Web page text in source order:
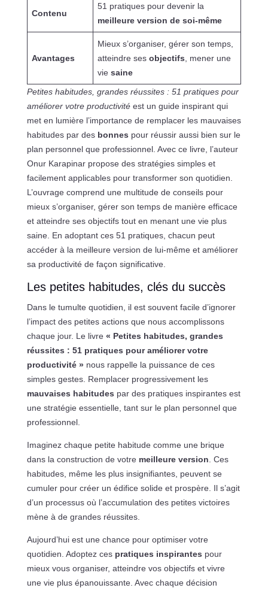
Contenu
51 pratiques pour devenir la
meilleure version de soi-même
Avantages
Mieux s’organiser, gérer son temps,
atteindre ses objectifs , mener une
vie saine
Petites habitudes, grandes réussites : 51 pratiques pour
améliorer votre productivitéest un guide inspirant qui
met en lumière l’importance de remplacer les mauvaises
habitudes par des bonnes pour réussir aussi bien sur le
plan personnel que professionnel. Avec ce livre, l’auteur
Onur Karapinar propose des stratégies simples et
facilement applicables pour transformer son quotidien.
L’ouvrage comprend une multitude de conseils pour
mieux s’organiser, gérer son temps de manière efficace
et atteindre ses objectifs tout en menant une vie plus
saine. En adoptant ces 51 pratiques, chacun peut
accéder à la meilleure version de lui-même et améliorer
sa productivité de façon significative.
Les petites habitudes, clés du succès
Dans le tumulte quotidien, il est souvent facile d’ignorer
l’impact des petites actions que nous accomplissons
chaque jour. Le livre « Petites habitudes, grandes
réussites : 51 pratiques pour améliorer votre
productivité »nous rappelle la puissance de ces
simples gestes. Remplacer progressivement les
mauvaises habitudes par des pratiques inspirantes est
une stratégie essentielle, tant sur le plan personnel que
professionnel.
Imaginez chaque petite habitude comme une brique
dans la construction de votre meilleure version . Ces
habitudes, même les plus insignifiantes, peuvent se
cumuler pour créer un édifice solide et prospère. Il s’agit
d’un processus où l’accumulation des petites victoires
mène à de grandes réussites.
Aujourd’hui est une chance pour optimiser votre
quotidien. Adoptez ces pratiques inspirantes pour
mieux vous organiser, atteindre vos objectifs et vivre
une vie plus épanouissante. Avec chaque décision